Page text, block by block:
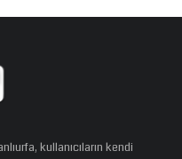
kullanıcıların kendi